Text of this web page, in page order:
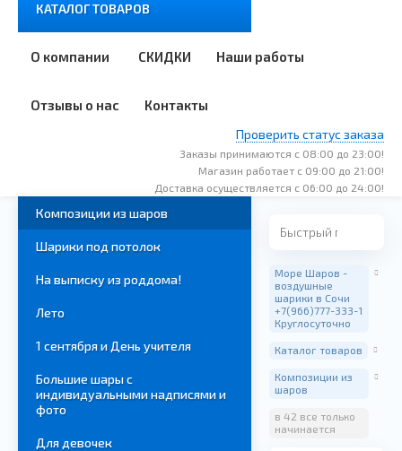
КАТАЛОГ ТОВАРОВ
О компании СКИДКИ Наши работы
Отзывы о нас Контакты
Проверить статус заказа
Заказы принимаются с 08:00 до 23:00!
Магазин работает с 09:00 до 21:00!
Доставка осуществляется с 06:00 до 24:00!
Композиции из шаров
Шарики под потолок
На выписку из роддома!
Лето
1 сентября и День учителя
Большие шары с
индивидуальными надписями и
фото
Для девочек
Море Шаров -
воздушные
шарики в Сочи
+7(966)777-333-1
Круглосуточно
Каталог товаров
Композиции из
шаров
в 42 все только
начинается